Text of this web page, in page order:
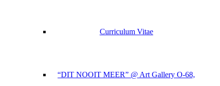
Curriculum Vitae
“DIT NOOIT MEER” @ Art Gallery O-68,